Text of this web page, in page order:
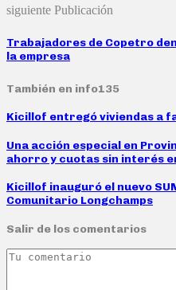
siguiente Publicación
Trabajadores de Copetro
la empresa
También en info135
Kicillof entregó viviendas a
Una acción especial en
ahorro y cuotas sin interés
Kicillof inauguró el nuevo
Comunitario Longchamps
Salir de los comentarios